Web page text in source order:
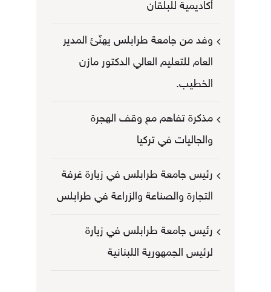
أكاديمية للبلقان
وفد من جامعة طرابلس يهنّئ المدير
العام للتعليم العالي الدكتور مازن
الخطيب.
مذكرة تفاهم مع وقف الهجرة
والجاليات في تركيا
رئيس جامعة طرابلس في زيارة غرفة
التجارة والصناعة والزراعة في طرابلس
رئيس جامعة طرابلس في زيارة
لرئيس الجمهورية اللبنانية